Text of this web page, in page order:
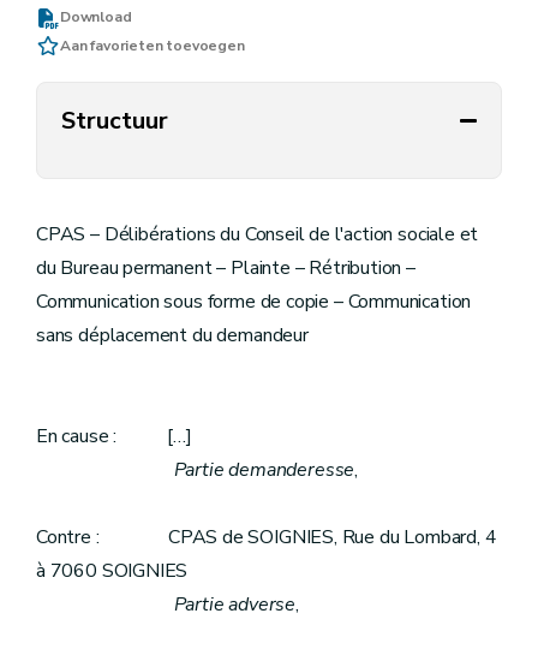
Download
Aan favorieten toevoegen
Structuur
CPAS – Délibérations du Conseil de l'action sociale et
du Bureau permanent – Plainte – Rétribution –
Communication sous forme de copie – Communication
sans déplacement du demandeur
En cause : […]
Partie demanderesse,
Contre : CPAS de SOIGNIES, Rue du Lombard, 4
à 7060 SOIGNIES
Partie adverse,